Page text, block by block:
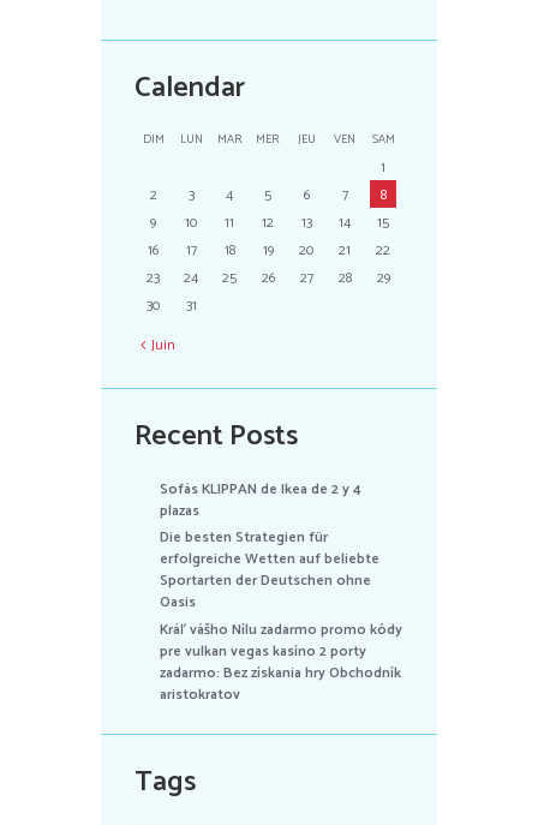
Calendar
DIM LUN MAR MER JEU VEN SAM
1
2
3 4 5 6 7
8
9
10 11 12 13 14
15
16
17 18 19 20 21
22
23
24 25 26 27 28
29
30
31
Juin
Recent Posts
Sofás KLIPPAN de Ikea de 2 y 4
plazas
Die besten Strategien für
erfolgreiche Wetten auf beliebte
Sportarten der Deutschen ohne
Oasis
Kráľ vášho Nílu zadarmo promo kódy
pre vulkan vegas kasíno 2 porty
zadarmo: Bez získania hry Obchodník
aristokratov
Tags